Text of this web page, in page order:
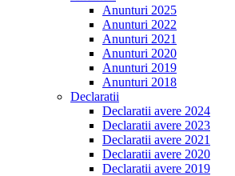
Anunturi 2025
Anunturi 2022
Anunturi 2021
Anunturi 2020
Anunturi 2019
Anunturi 2018
Declaratii
Declaratii avere 2024
Declaratii avere 2023
Declaratii avere 2021
Declaratii avere 2020
Declaratii avere 2019